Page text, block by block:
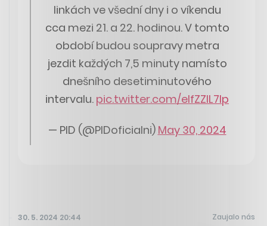
linkách ve všední dny i o víkendu
cca mezi 21. a 22. hodinou. V tomto
období budou soupravy metra
jezdit každých 7,5 minuty namísto
dnešního desetiminutového
intervalu. pic.twitter.com/elfZZlL7Ip
— PID (@PIDoficialni) May 30, 2024
30. 5. 2024 20:44 Zaujalo nás